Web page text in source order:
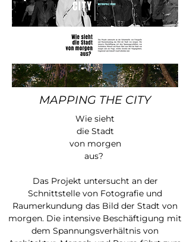
MAPPING THE CITY
Wie sieht
die Stadt
von morgen
aus?
Das Projekt untersucht an der
Schnittstelle von Fotografie und
Raumerkundung das Bild der Stadt von
morgen. Die intensive Beschäftigung mit
dem Spannungsverhältnis von